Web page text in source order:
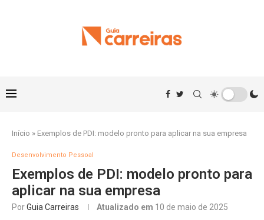
Início » Exemplos de PDI: modelo pronto para aplicar na sua empresa
Desenvolvimento Pessoal
Exemplos de PDI: modelo pronto para
aplicar na sua empresa
PorGuia Carreiras Atualizado em 10 de maio de 2025